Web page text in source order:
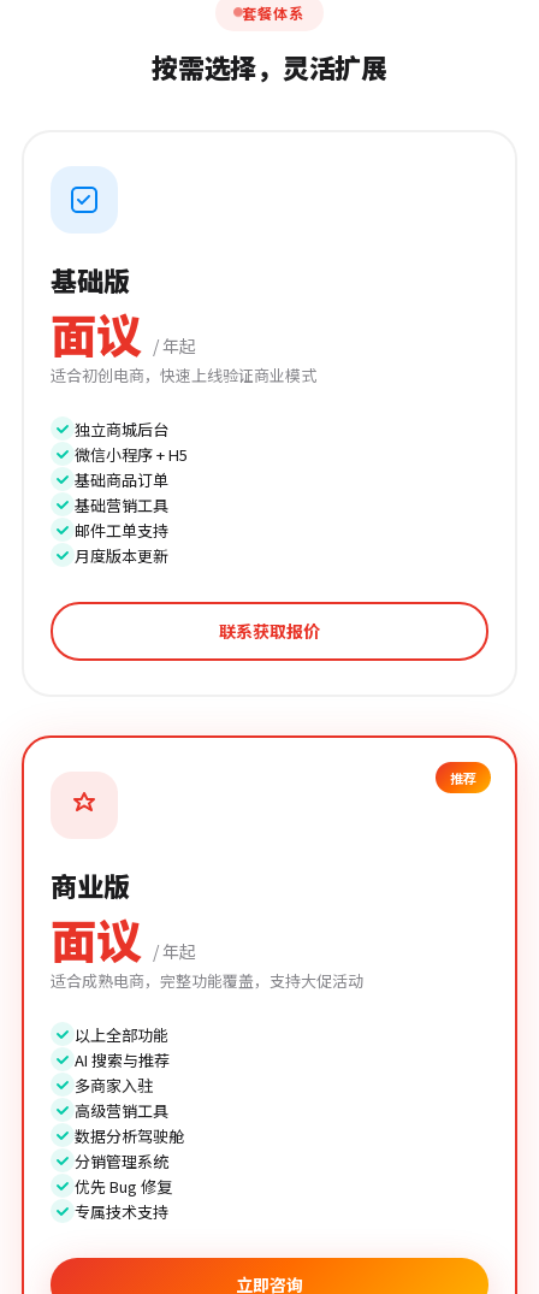
套餐体系
按需选择，灵活扩展
基础版
面议 / 年起
适合初创电商，快速上线验证商业模式
独立商城后台
微信小程序 + H5
基础商品订单
基础营销工具
邮件工单支持
月度版本更新
联系获取报价
推荐
商业版
面议 / 年起
适合成熟电商，完整功能覆盖，支持大促活动
以上全部功能
AI 搜索与推荐
多商家入驻
高级营销工具
数据分析驾驶舱
分销管理系统
优先 Bug 修复
专属技术支持
立即咨询